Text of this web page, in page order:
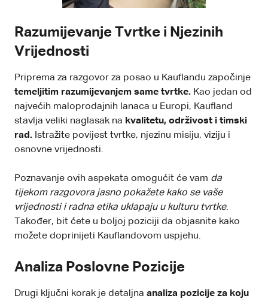
Razumijevanje Tvrtke i Njezinih
Vrijednosti
Priprema za razgovor za posao u Kauflandu započinje
temeljitim razumijevanjem same tvrtke. Kao jedan od
najvećih maloprodajnih lanaca u Europi, Kaufland
stavlja veliki naglasak na kvalitetu, održivost i timski
rad. Istražite povijest tvrtke, njezinu misiju, viziju i
osnovne vrijednosti.
Poznavanje ovih aspekata omogućit će vam da
tijekom razgovora jasno pokažete kako se vaše
vrijednosti i radna etika uklapaju u kulturu tvrtke.
Također, bit ćete u boljoj poziciji da objasnite kako
možete doprinijeti Kauflandovom uspjehu.
Analiza Poslovne Pozicije
Drugi ključni korak je detaljna analiza pozicije za koju